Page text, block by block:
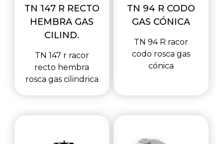
TN 147 R RECTO
HEMBRA GAS
CILIND.
TN 147 r racor
recto hembra
rosca gas cilindrica
TN 94 R CODO
GAS CÓNICA
TN 94 R racor
codo rosca gas
cónica